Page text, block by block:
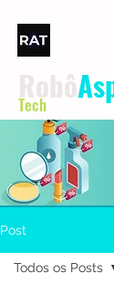
Tech
Post
Todos os Posts